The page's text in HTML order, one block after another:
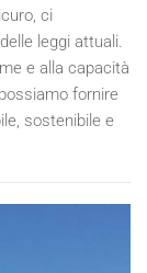
ci
leggi attuali.
e alla capacità
fornire
sostenibile e